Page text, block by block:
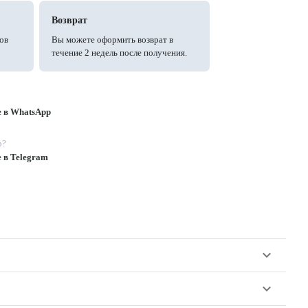
Возврат
Вы можете оформить возврат в
течение 2 недель после получения.
в WhatsApp
в Telegram
keyboard_arrow_down
keyboard_arrow_down